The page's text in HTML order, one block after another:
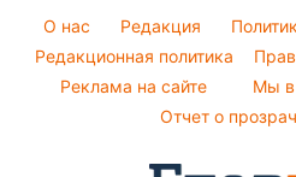
Советы от Андре Тана
Новости Днепра
Новости Черкассы
Новости Тернополя
Оптические иллюзии
Народные приметы
Все о шоу-бизнесе
O нас Редакция
Редакционная политика
Реклама на сайте
Мы в
Отчет о